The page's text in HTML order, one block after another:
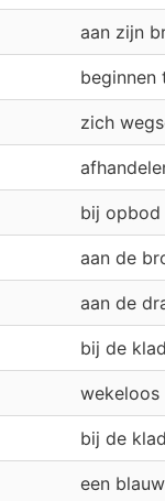
aan zijn
beginnen
zich
bij
aan de
aan de
bij de
bij de
een